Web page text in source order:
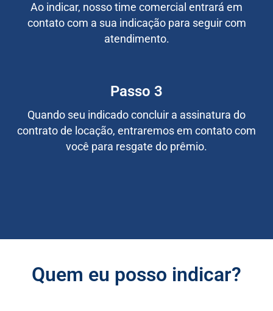
Ao indicar, nosso time comercial entrará em
contato com a sua indicação para seguir com
atendimento.
Passo 3
Quando seu indicado concluir a assinatura do
contrato de locação, entraremos em contato com
você para resgate do prêmio.
Quem eu posso indicar?